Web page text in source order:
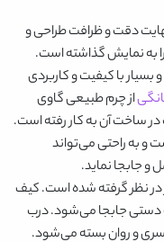
دقت و ظرافت طراحی و
به نمایش گذاشته است.
با کیفیت و کاربردی
از چرم طبیعی گاوی
ساخت آن به کار رفته است.
به راحتی می‌تواند
جابجا نماید.
سانتی‌متر در نظر گرفته شده است. کیف
جابجا می‌شود. درب
و روان بسته می‌شود.